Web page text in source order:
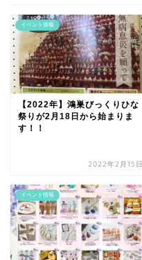
イベント情報
【2022年】鴻巣びっくりひな
祭りが2月18日から始まりま
す！！
2022年2月15日
イベント情報